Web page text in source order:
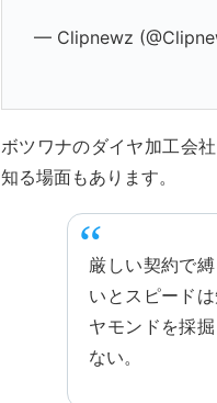
— Clipnewz
ボツワナのダイヤ加工会
知る場面もあります。
厳しい契約で
いとスピード
ヤモンドを採
ない。